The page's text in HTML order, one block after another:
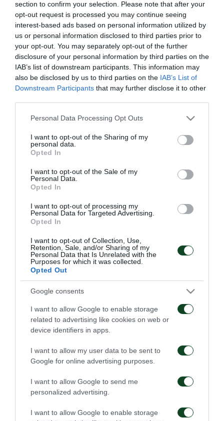
section to confirm your selection. Please note that after your
opt-out request is processed you may continue seeing
interest-based ads based on personal information utilized by
us or personal information disclosed to third parties prior to
your opt-out. You may separately opt-out of the further
disclosure of your personal information by third parties on the
IAB’s list of downstream participants. This information may
also be disclosed by us to third parties on the IAB’s List of
Downstream Participants that may further disclose it to other
Please note that this website/app uses one or more Google
not limited to your visit or usage behaviour. You may click to
grant or deny consent to Google and its third-party tags to
use your data for below specified purposes in below Google
consent section.
Personal Data Processing Opt Outs
I want to opt-out of the Sharing of my
personal data.
Opted In
I want to opt-out of the Sale of my
Personal Data.
Opted In
I want to opt-out of processing my
Personal Data for Targeted Advertising.
Opted In
I want to opt-out of Collection, Use,
Retention, Sale, and/or Sharing of my
Personal Data that Is Unrelated with the
Purposes for which it was collected.
Opted Out
Google consents
I want to allow Google to enable storage
related to advertising like cookies on web or
device identifiers in apps.
I want to allow my user data to be sent to
Google for online advertising purposes.
I want to allow Google to send me
personalized advertising.
I want to allow Google to enable storage
Ο Παναθηναϊκός μετρά αντίστροφα για την
επανεκκίνηση της αγωνιστικής δραστηριότητας και
οι Πράσινοι συνεχίζουν την προετοιμασία τους για
την αναμέτρηση με τον Βόλο στη Λεωφόρο για το
Κύπελλο Ελλάδας την Πέμπτη 15 Δεκεμβρίου
(17.30).
Ρουμπέν λόγω ίωσης, ενώ οι υπόλοιποι παίκτες
άρχισαν με προθέρμανση και συνέχισαν με rondo
και παιχνίδι με μπάλα.
ΑΓΩΝΙΣΤΙΚΑ
Πρώτη προπόνηση για
τον Γκαρσία
06/08/2026
Για την πρόκριση στη
05/08/2026
τα παιχνίδια με την τον Ανδρέα Τετέι